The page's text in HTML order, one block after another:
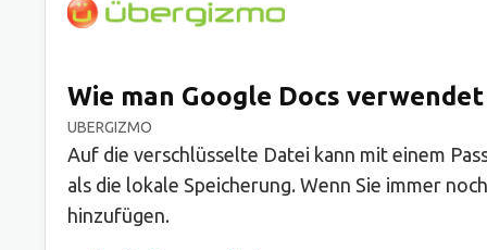
Wie man Google Docs verwendet
UBERGIZMO
Auf die verschlüsselte Datei kann mit einem
als die lokale Speicherung. Wenn Sie immer
hinzufügen.